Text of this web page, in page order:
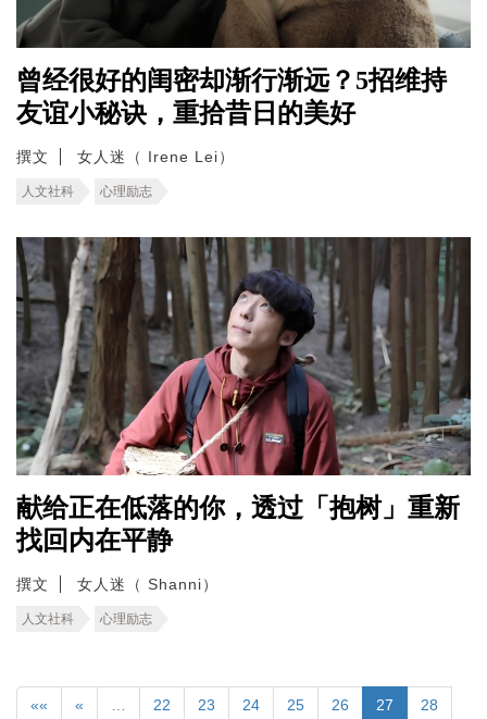
曾经很好的闺密却渐行渐远？5招维持
友谊小秘诀，重拾昔日的美好
撰文 女人迷（ Irene Lei）
人文社科 心理励志
献给正在低落的你，透过「抱树」重新
找回内在平静
撰文 女人迷（ Shanni）
人文社科 心理励志
«« « 22 23 24 25 26 27 28